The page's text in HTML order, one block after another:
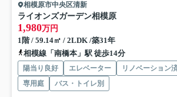
相模原市中央区清新
ライオンズガーデン相模原
1,980万円
1階 / 59.14㎡ / 2LDK /築31年
相模線「南橋本」駅 徒歩14分
陽当り良好 エレベーター リノベーション
専用庭
バス・トイレ別